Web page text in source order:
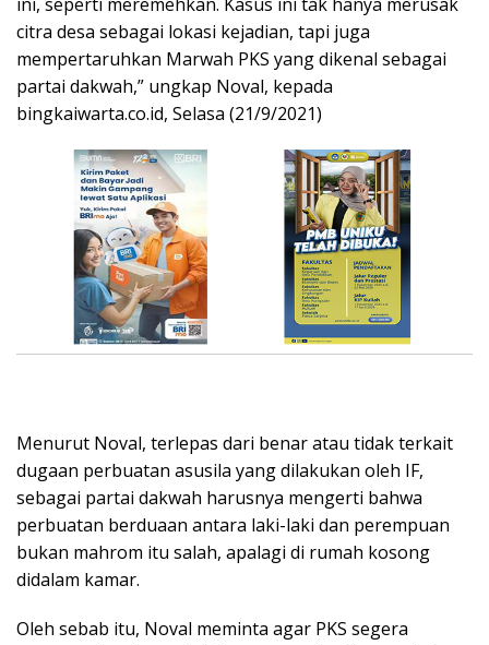
citra desa sebagai lokasi kejadian, tapi juga
mempertaruhkan Marwah PKS yang dikenal sebagai
partai dakwah,” ungkap Noval, kepada
bingkaiwarta.co.id, Selasa (21/9/2021)
Menurut Noval, terlepas dari benar atau tidak terkait
dugaan perbuatan asusila yang dilakukan oleh IF,
sebagai partai dakwah harusnya mengerti bahwa
perbuatan berduaan antara laki-laki dan perempuan
bukan mahrom itu salah, apalagi di rumah kosong
didalam kamar.
Oleh sebab itu, Noval meminta agar PKS segera